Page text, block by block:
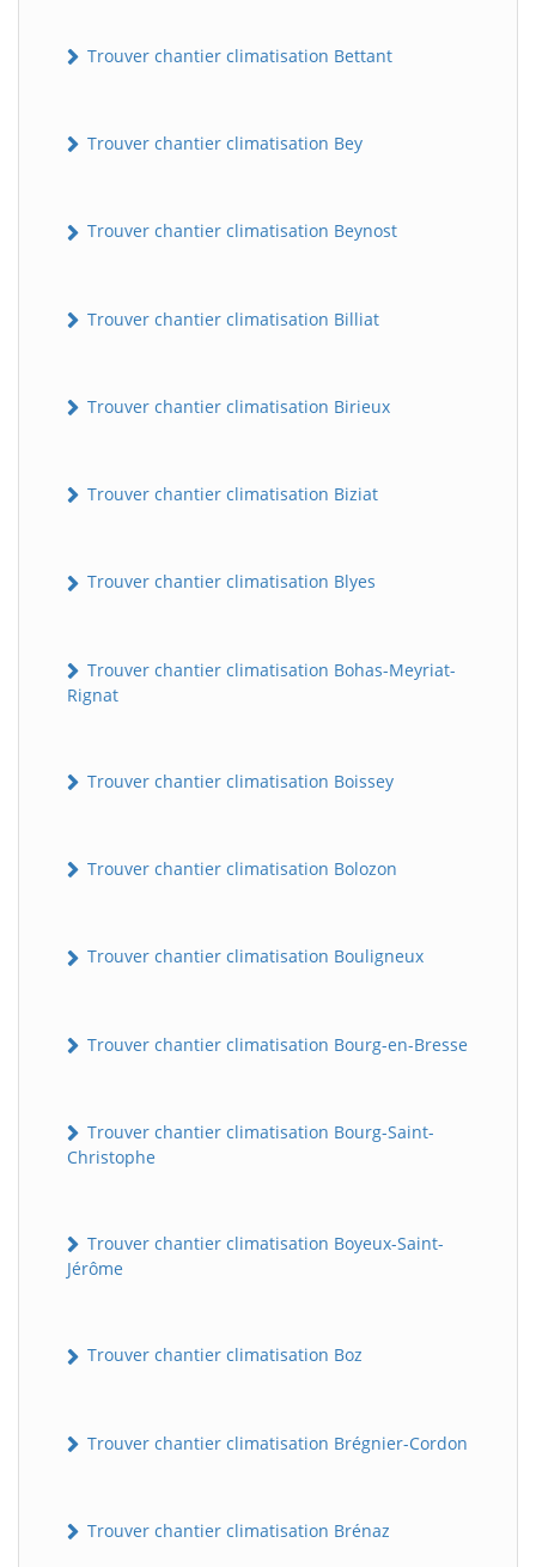
Trouver chantier climatisation Bettant
Trouver chantier climatisation Bey
Trouver chantier climatisation Beynost
Trouver chantier climatisation Billiat
Trouver chantier climatisation Birieux
Trouver chantier climatisation Biziat
Trouver chantier climatisation Blyes
Trouver chantier climatisation Bohas-Meyriat-
Rignat
Trouver chantier climatisation Boissey
Trouver chantier climatisation Bolozon
Trouver chantier climatisation Bouligneux
Trouver chantier climatisation Bourg-en-Bresse
Trouver chantier climatisation Bourg-Saint-
Christophe
Trouver chantier climatisation Boyeux-Saint-
Jérôme
Trouver chantier climatisation Boz
Trouver chantier climatisation Brégnier-Cordon
Trouver chantier climatisation Brénaz